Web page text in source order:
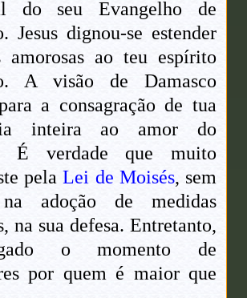
do seu Evangelho de
Jesus dignou-se estender
amorosas ao teu espírito
A visão de Damasco
a consagração de tua
inteira ao amor do
É verdade que muito
pelaLei de Moisés, sem
adoção de medidas
na sua defesa. Entretanto,
o momento de
por quem é maior que